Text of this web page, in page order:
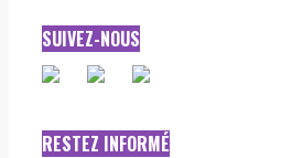
SUIVEZ-NOUS
RESTEZ INFORMÉ